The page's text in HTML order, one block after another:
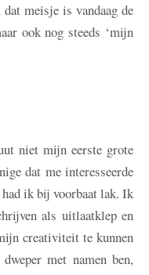
meisje is vandaag de
ook nog steeds ‘mijn
niet mijn eerste grote
dat me interesseerde
ik bij voorbaat lak. Ik
als uitlaatklep en
creativiteit te kunnen
met namen ben,